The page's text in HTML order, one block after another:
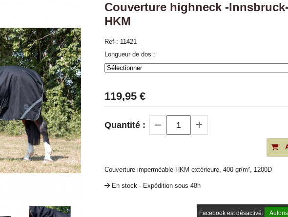
Couverture highneck -
HKM
Ref : 11421
Longueur de dos :
119,95€
Quantité :
Couverture imperméable HKM extèrieure, 400 gr/m², 1200D
En stock - Expédition sous 48h
Facebook est désactivé.